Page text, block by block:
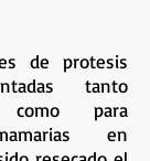
de protesis
tanto
como para
en